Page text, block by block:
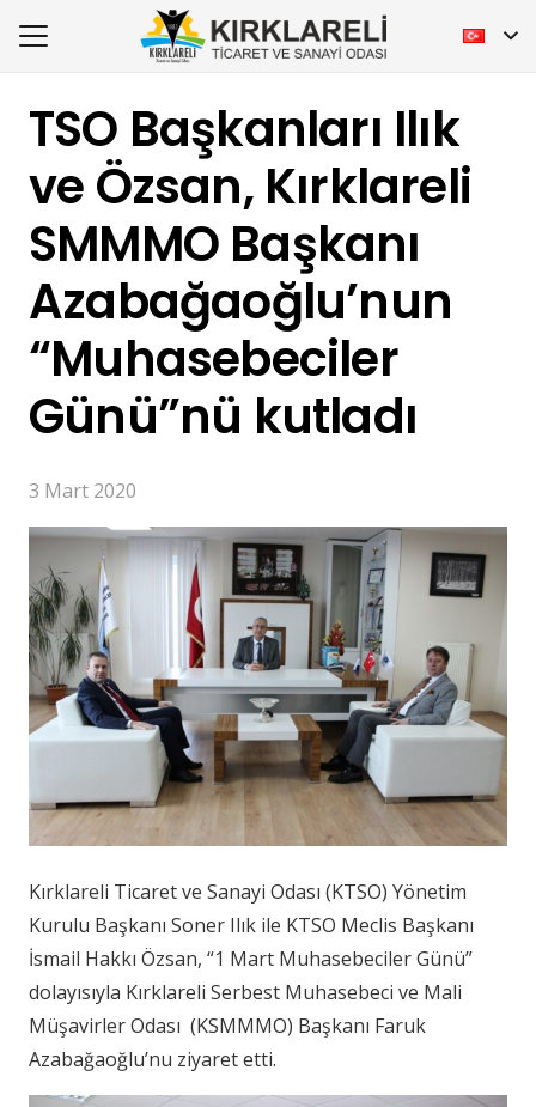
TSO Başkanları Ilık
ve Özsan, Kırklareli
SMMMO Başkanı
Azabağaoğlu’nun
“Muhasebeciler
Günü”nü kutladı
3 Mart 2020
Kırklareli Ticaret ve Sanayi Odası (KTSO) Yönetim
Kurulu Başkanı Soner Ilık ile KTSO Meclis Başkanı
İsmail Hakkı Özsan, “1 Mart Muhasebeciler Günü”
dolayısıyla Kırklareli Serbest Muhasebeci ve Mali
Müşavirler Odası (KSMMMO) Başkanı Faruk
Azabağaoğlu’nu ziyaret etti.